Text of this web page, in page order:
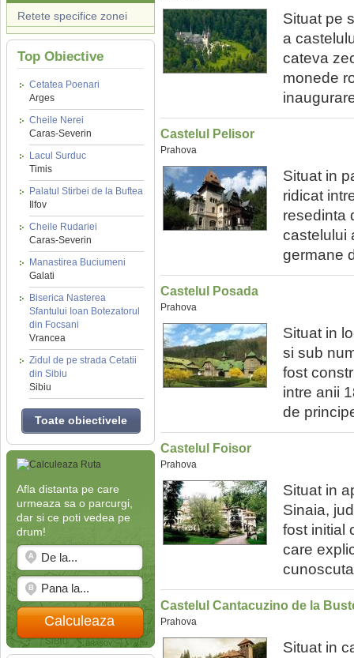
Retete specifice zonei
Top Obiective
Cetatea Poenari
Arges
Cheile Nerei
Caras-Severin
Lacul Surduc
Timis
Palatul Stirbei de la Buftea
Ilfov
Cheile Rudariei
Caras-Severin
Manastirea Buciumeni
Galati
Biserica Nasterea
Sfantului Ioan Botezatorul
din Focsani
Vrancea
Zidul de pe strada Cetatii
din Sibiu
Sibiu
Toate obiectivele
Afla distanta pe care
urmeaza sa o parcurgi,
dar si ce poti vedea pe
drum!
Calculeaza
Situat pe
a
cateva
monede
Castelul Pelisor
Prahova
Situat in
ridicat
resedinta
castelului
germane
Castelul Posada
Prahova
Situat in
si sub
fost
intre anii
de
Castelul Foisor
Prahova
Situat in
Sinaia,
fost initial
care
Castelul Cantacuzino de la
Prahova
Situat in